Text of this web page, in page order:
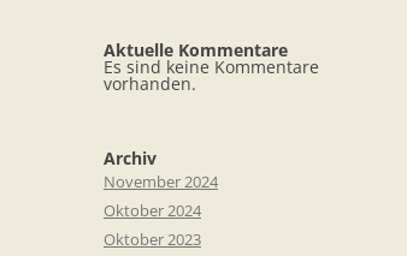
Aktuelle Kommentare
Es sind keine Kommentare
vorhanden.
Archiv
November 2024
Oktober 2024
Oktober 2023